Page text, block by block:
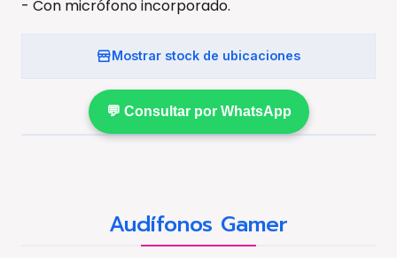
- Con micrófono incorporado.
Mostrar stock de ubicaciones
💬 Consultar por WhatsApp
Audífonos Gamer